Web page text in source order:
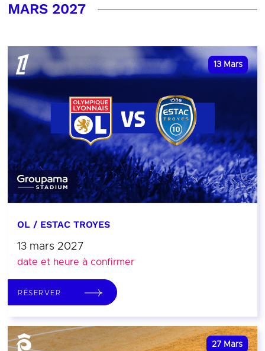
MARS 2027
13 Mars
OL / ESTAC TROYES
13 mars 2027
date et heure à confirmer
RÉSERVER
27 Mars